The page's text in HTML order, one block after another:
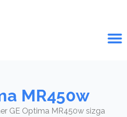
MR450w
GE Optima MR450w sizga